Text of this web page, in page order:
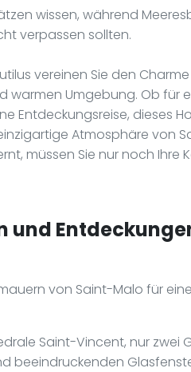
wissen, während
verpassen sollten.
vereinen Sie den
warmen Umgebung. Ob für
Entdeckungsreise, dieses
Atmosphäre von
müssen Sie nur noch
und
von Saint-Malo für
Saint-Vincent, nur zwei
beeindruckenden